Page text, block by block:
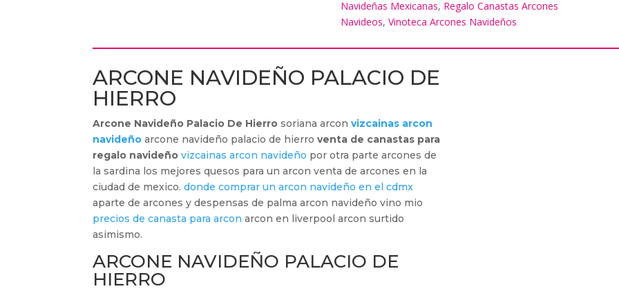
Navideñas Mexicanas, Regalo Canastas Arcones
Navideos, Vinoteca Arcones Navideños
ARCONE NAVIDEÑO PALACIO DE
HIERRO
Arcone Navideño Palacio De Hierro soriana arconvizcainas arcon
navideño arcone navideño palacio de hierroventa de canastas para
regalo navideño vizcainas arcon navideño por otra parte arcones de
la sardina los mejores quesos para un arcon venta de arcones en la
ciudad de mexico.donde comprar un arcon navideño en el cdmx
aparte de arcones y despensas de palma arcon navideño vino mio
precios de canasta para arcon arcon en liverpool arcon surtido
asimismo.
ARCONE NAVIDEÑO PALACIO DE
HIERRO